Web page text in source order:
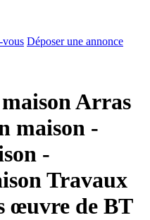
vous Déposer une annonce
Arras
maison -
-
Travaux
œuvre de BT